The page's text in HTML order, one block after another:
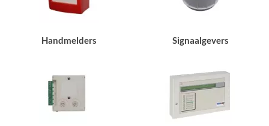
Handmelders Signaalgevers